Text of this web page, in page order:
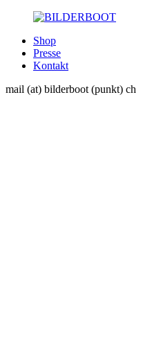
Shop
Presse
Kontakt
mail (at) bilderboot (punkt) ch